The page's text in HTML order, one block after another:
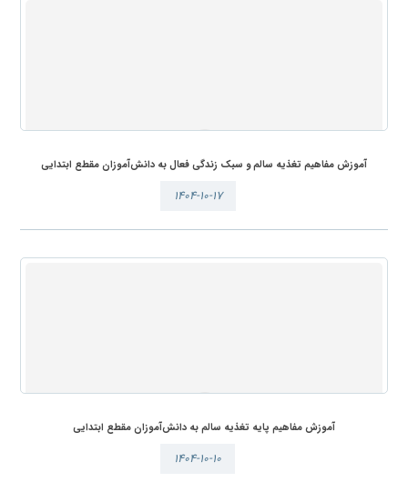
آموزش مفاهیم تغذیه سالم و سبک زندگی فعال به دانش‌آموزان مقطع ابتدایی
۱۴۰۴-۱۰-۱۷
آموزش مفاهیم پایه تغذیه سالم به دانش‌آموزان مقطع ابتدایی
۱۴۰۴-۱۰-۱۰